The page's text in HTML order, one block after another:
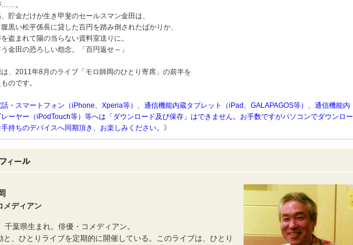
……。
貯金だけが生き甲斐のセールスマン金田は、
黒い松平係長に貸した百円を踏み倒されたばかりか、
盗まれて陽の当らない資料室送りに。
金田の恐ろしい怨念。「百円返せ～」
、2011年8月のライブ「モロ師岡のひとり寄席」の前半を
のです。
・スマートフォン（iPhone、Xperia等）、通信機能内蔵タブレット（iPad、GALAPAGOS等）、通信機能内
ーヤー（iPodTouch等）等へは「ダウンロード及び保存」はできません。お手数ですがパソコンでダウンロー
手持ちのデバイスへ同期頂き、お楽しみください。
》
メディアン
千葉県生まれ。俳優・コメディアン。
と、ひとりライブを定期的に開催している。このライブは、ひとり